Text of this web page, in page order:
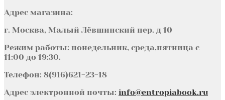
Адрес магазина:
г. Москва, Малый Лёвшинский пер. д 10
Режим работы: понедельник, среда,пятница с
11:00 до 19:30.
Телефон: 8(916)621-23-18
Адрес электронной почты: info@entropiabook.ru